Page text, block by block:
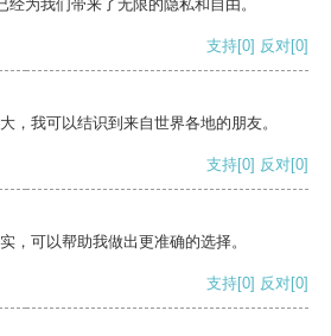
为我们带来了无限的隐私和自由。
支持[0] 反对[0]
，我可以结识到来自世界各地的朋友。
支持[0] 反对[0]
，可以帮助我做出更准确的选择。
支持[0] 反对[0]